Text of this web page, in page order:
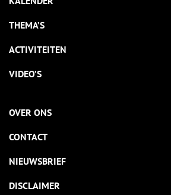
THEMA’S
ACTIVITEITEN
VIDEO’S
OVER ONS
CONTACT
NIEUWSBRIEF
DISCLAIMER